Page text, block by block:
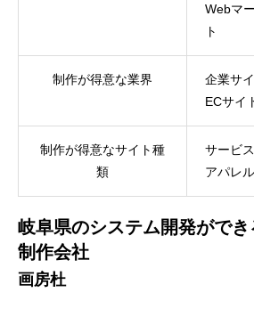
Webマ
ト
制作が得意な業界
企業サ
ECサイ
制作が得意なサイト種
類
サービス
アパレ
岐阜県のシステム開発がで
制作会社
画房杜